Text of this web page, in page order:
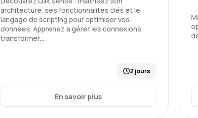
-Maitrise du formateur
Formation : Power BI, concevoir
Karen R.
Formation équilibrée avec
architecture, ses fonctionnalités clés et le
langage de scripting pour optimiser vos
données. Apprenez à gérer les connexions,
transformer…
2 jours
En savoir plus